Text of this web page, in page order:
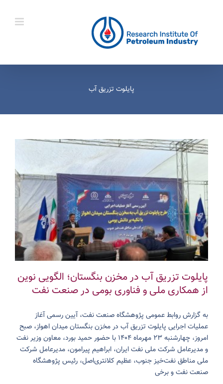
پایلوت تزریق آب
پایلوت تزریق آب در مخزن بنگستان؛ الگویی نوین
از همکاری ملی و فناوری بومی در صنعت نفت
به گزارش روابط عمومی پژوهشگاه صنعت نفت، آیین رسمی آغاز
عملیات اجرایی پایلوت تزریق آب در مخزن بنگستان میدان اهواز، صبح
امروز، چهارشنبه ۲۳ مهرماه ۱۴۰۴ با حضور حمید بورد، معاون وزیر نفت
و مدیرعامل شرکت ملی نفت ایران، ابراهیم پیرامون، مدیرعامل شرکت
ملی مناطق نفت‌خیز جنوب، عظیم کلانتری‌اصل، رئیس پژوهشگاه
صنعت نفت و برخی